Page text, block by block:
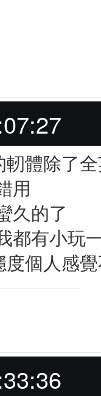
軔體除了
用
久的了
都有小玩
度個人感